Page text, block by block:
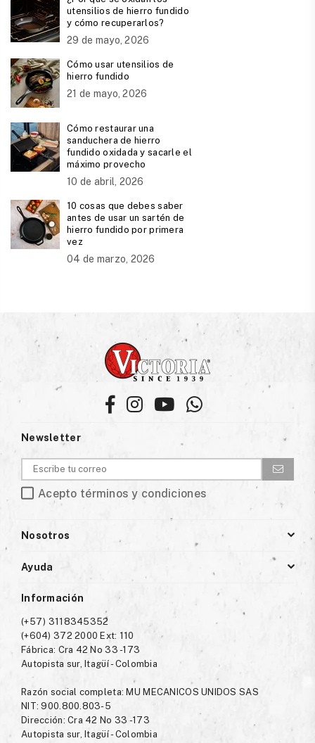
utensilios de hierro fundido
y cómo recuperarlos?
29 de mayo, 2026
Cómo usar utensilios de
hierro fundido
21 de mayo, 2026
Cómo restaurar una
sanduchera de hierro
fundido oxidada y sacarle el
máximo provecho
10 de abril, 2026
10 cosas que debes saber
antes de usar un sartén de
hierro fundido por primera
vez
04 de marzo, 2026
FacebookInstagramYouTubeWhatsapp
Newsletter
Acepto términos y condiciones
Nosotros
Ayuda
Información
(+57) 3118345352
(+604) 372 2000 Ext: 110
Fábrica: Cra 42 No 33 -173
Autopista sur, Itagüí - Colombia
Razón social completa: MU MECANICOS UNIDOS SAS
NIT: 900.800.803-5
Dirección: Cra 42 No 33 -173
Autopista sur, Itagüí - Colombia